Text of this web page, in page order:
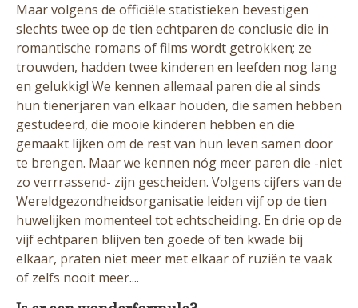
Maar volgens de officiële statistieken bevestigen
slechts twee op de tien echtparen de conclusie die in
romantische romans of films wordt getrokken; ze
trouwden, hadden twee kinderen en leefden nog lang
en gelukkig! We kennen allemaal paren die al sinds
hun tienerjaren van elkaar houden, die samen hebben
gestudeerd, die mooie kinderen hebben en die
gemaakt lijken om de rest van hun leven samen door
te brengen. Maar we kennen nóg meer paren die -niet
zo verrrassend- zijn gescheiden. Volgens cijfers van de
Wereldgezondheidsorganisatie leiden vijf op de tien
huwelijken momenteel tot echtscheiding. En drie op de
vijf echtparen blijven ten goede of ten kwade bij
elkaar, praten niet meer met elkaar of ruziën te vaak
of zelfs nooit meer....